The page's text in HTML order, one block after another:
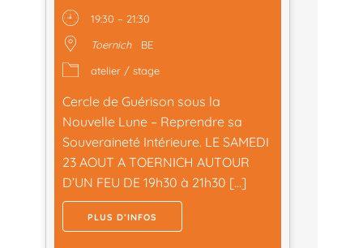
19:30 – 21:30
Toernich
BE
atelier / stage
Cercle de Guérison sous la
Nouvelle Lune – Reprendre sa
Souveraineté Intérieure. LE SAMEDI
23 AOUT A TOERNICH AUTOUR
D’UN FEU DE 19h30 à 21h30 […]
PLUS D’INFOS